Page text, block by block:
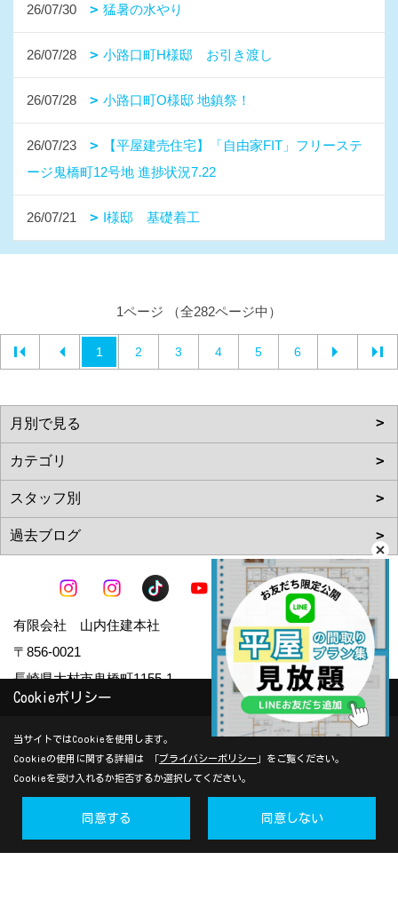
26/07/30 猛暑の水やり
26/07/28 小路口町H様邸 お引き渡し
26/07/28 小路口町O様邸 地鎮祭！
26/07/23
【平屋建売住宅】「自由家FIT」フリーステ
ージ鬼橋町12号地 進捗状況7.22
26/07/21 I様邸 基礎着工
1ページ （全282ページ中）
1 2 3 4 5 6
有限会社 山内住建本社
〒856-0021
長崎県大村市鬼橋町1155-1
TEL：0957-55-6657
FAX：0957-55-1953
＜営業時間＞9:00～18:00
ソラマドの家長崎 モデルハウスiDobata!
〒856-0021
長崎県大村市鬼橋町 238-1
Cookieポリシー
当サイトではCookieを使用します。
Cookieの使用に関する詳細は 「プライバシーポリシー 」をご覧ください。
Cookieを受け入れるか拒否するか選択してください。
同意する 同意しない